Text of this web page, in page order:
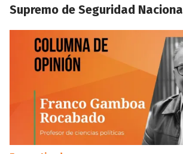
Supremo de Seguridad